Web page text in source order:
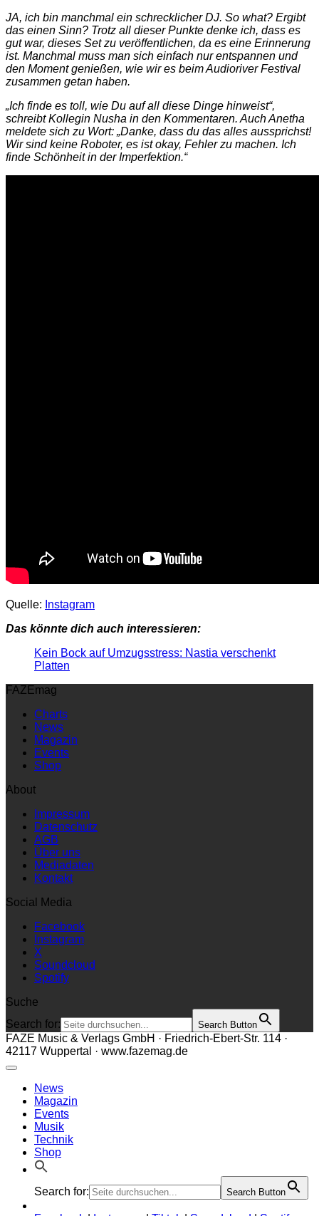
JA, ich bin manchmal ein schrecklicher DJ. So what? Ergibt
das einen Sinn? Trotz all dieser Punkte denke ich, dass es
gut war, dieses Set zu veröffentlichen, da es eine Erinnerung
ist. Manchmal muss man sich einfach nur entspannen und
den Moment genießen, wie wir es beim Audioriver Festival
zusammen getan haben.
„Ich finde es toll, wie Du auf all diese Dinge hinweist“,
schreibt Kollegin Nusha in den Kommentaren. Auch Anetha
meldete sich zu Wort: „Danke, dass du das alles aussprichst!
Wir sind keine Roboter, es ist okay, Fehler zu machen. Ich
finde Schönheit in der Imperfektion.“
Quelle: Instagram
Das könnte dich auch interessieren:
Kein Bock auf Umzugsstress: Nastia verschenkt
Platten
FAZEmag
Charts
News
Magazin
Events
Shop
About
Impressum
Datenschutz
AGB
Über uns
Mediadaten
Kontakt
Social Media
Facebook
Instagram
X
Soundcloud
Spotify
Suche
Search for:
Search Button
FAZE Music & Verlags GmbH · Friedrich-Ebert-Str. 114 ·
42117 Wuppertal · www.fazemag.de
News
Magazin
Events
Musik
Technik
Shop
Search for: Search Button